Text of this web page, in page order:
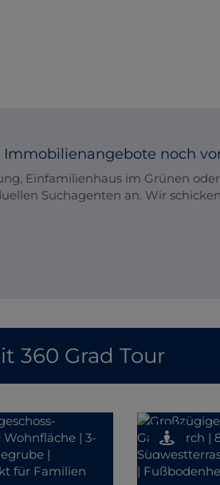
noch
Einfamilienhaus im Grünen
Suchagenten an. Wir
360 Grad Tour